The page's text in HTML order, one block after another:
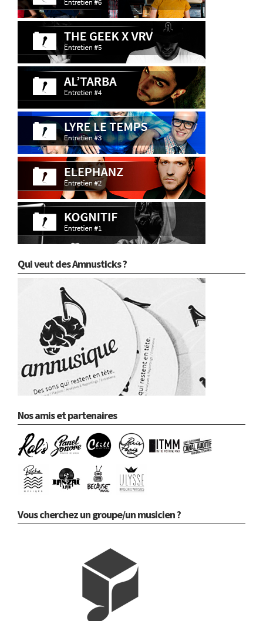
Qui veut des Amnusticks ?
Nos amis et partenaires
Vous cherchez un groupe/un musicien ?